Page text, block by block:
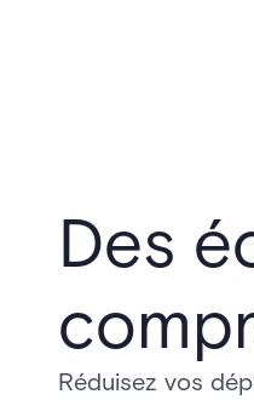
Des
Réduisez vos